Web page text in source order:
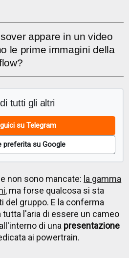
appare in un video
le prime immagini della
tutti gli altri
su Telegram
preferita su Google
non sono mancate: la gamma
, ma forse qualcosa si sta
del gruppo. E la conferma
tutta l'aria di essere un cameo
di una presentazione
ai powertrain.